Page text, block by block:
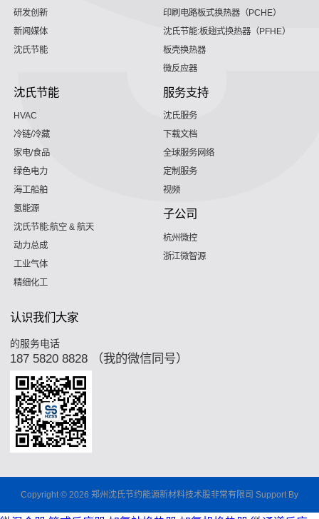
研发创新
新闻媒体
沈氏节能
印刷电路板式换热器（PCHE）
沈氏节能:板翅式换热器（PFHE）
板壳换热器
微反应器
沈氏节能
HVAC
冷链/冷藏
家电/食品
绿色电力
海工船舶
氢能源
沈氏节能:航空 & 航天
动力总成
工业气体
精细化工
服务支持
沈氏服务
下载文档
全球服务网络
定制服务
视频
子公司
杭州微控
浙江微智源
认识我们大家
的服务电话
187 5820 8828 （我的微信同号）
Copyright © 2026 郑州沈氏节约能源新材料技术股非常有限司 Support By